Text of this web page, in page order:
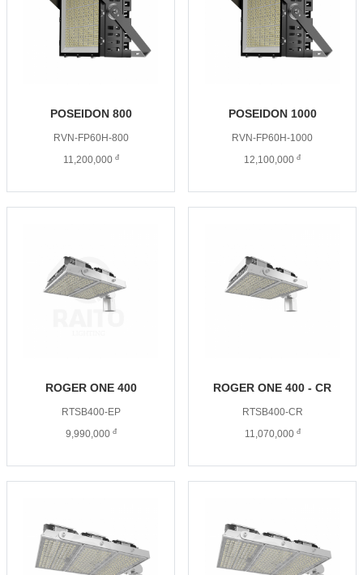
POSEIDON 800
RVN-FP60H-800
11,200,000 đ
POSEIDON 1000
RVN-FP60H-1000
12,100,000 đ
ROGER ONE 400
RTSB400-EP
9,990,000 đ
ROGER ONE 400 - CR
RTSB400-CR
11,070,000 đ